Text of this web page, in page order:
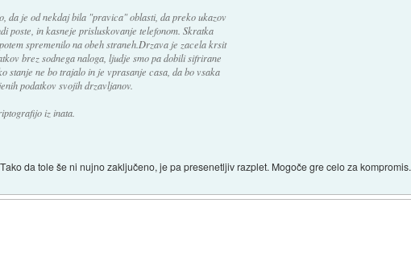
da je od nekdaj bila "pravica" oblasti, da preko ukazov
poste, in kasneje prisluskovanje telefonom. Skratka
spremenilo na obeh straneh.Drzava je zacela krsit
brez sodnega naloga, ljudje smo pa dobili sifrirane
stanje ne bo trajalo in je vprasanje casa, da bo vsaka
podatkov svojih drzavljanov.
iz inata.
da tole še ni nujno zaključeno, je pa presenetljiv razplet. Mogoče gre celo za kompromis.